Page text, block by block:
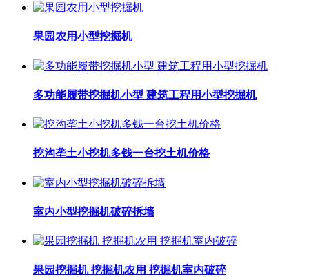
果园农用小型挖掘机
多功能履带挖掘机小型 建筑工程用小型挖掘机
挖沟垄土小挖机多钱一台挖土机价格
室内小型挖掘机破碎拆墙
果园挖掘机 挖掘机农用 挖掘机室内破碎